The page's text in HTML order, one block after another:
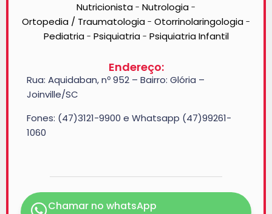
Nutricionista - Nutrologia -
Ortopedia / Traumatologia - Otorrinolaringologia -
Pediatria- Psiquiatria- Psiquiatria Infantil
Endereço:
Rua: Aquidaban, nº 952 – Bairro: Glória –
Joinville/SC
Fones: (47)3121-9900 e Whatsapp (47)99261-
1060
Chamar no whatsApp